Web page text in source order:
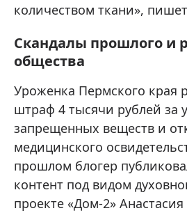
количеством ткани», пишет
Скандалы прошлого и
общества
Уроженка Пермского края
штраф 4 тысячи рублей за
запрещенных веществ и
медицинского
прошлом блогер
контент под видом
проекте «Дом-2»